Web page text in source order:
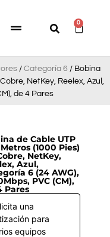
0
/ Categoría 6 / Bobina
NetKey, Reelex, Azul,
de 4 Pares
de Cable UTP
(1000 Pies)
NetKey,
Azul,
6 (24 AWG),
PVC (CM),
Pares
una
para
equipos